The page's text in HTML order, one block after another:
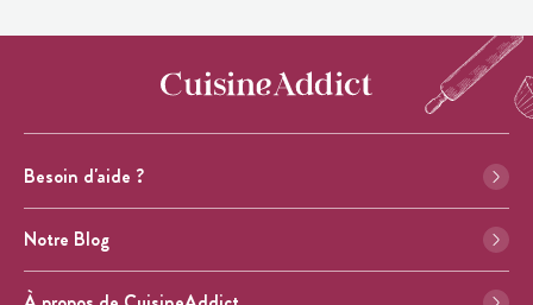
Besoin d'aide ?
Notre Blog